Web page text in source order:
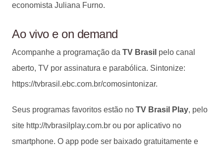
economista Juliana Furno.
Ao vivo e on demand
Acompanhe a programação da TV Brasil pelo canal
aberto, TV por assinatura e parabólica. Sintonize:
https://tvbrasil.ebc.com.br/comosintonizar.
Seus programas favoritos estão no TV Brasil Play, pelo
site http://tvbrasilplay.com.br ou por aplicativo no
smartphone. O app pode ser baixado gratuitamente e